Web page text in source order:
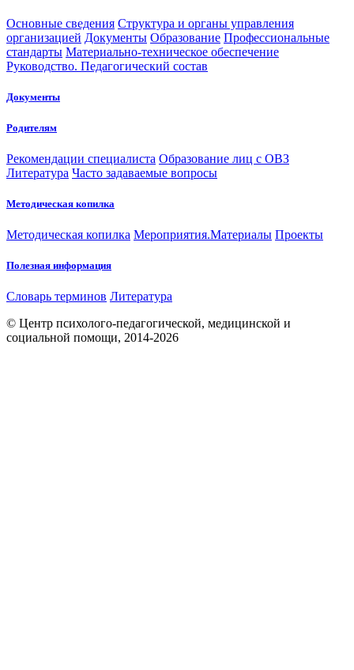
Основные сведения Структура и органы управления
организацией Документы Образование Профессиональные
стандарты Материально-техническое обеспечение
Руководство. Педагогический состав
Документы
Родителям
Рекомендации специалиста Образование лиц с ОВЗ
Литература Часто задаваемые вопросы
Методическая копилка
Методическая копилка Мероприятия.Материалы Проекты
Полезная информация
Словарь терминов Литература
© Центр психолого-педагогической, медицинской и
социальной помощи, 2014-2026